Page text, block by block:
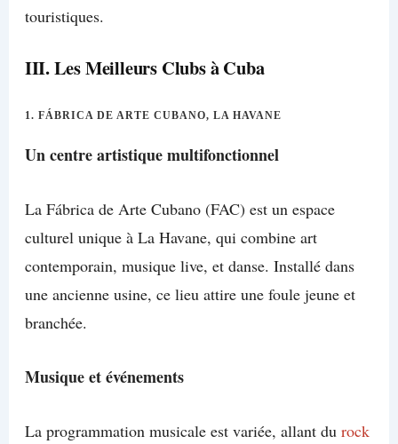
touristiques.
III. Les Meilleurs Clubs à Cuba
1. FÁBRICA DE ARTE CUBANO, LA HAVANE
Un centre artistique multifonctionnel
La Fábrica de Arte Cubano (FAC) est un espace
culturel unique à La Havane, qui combine art
contemporain, musique live, et danse. Installé dans
une ancienne usine, ce lieu attire une foule jeune et
branchée.
Musique et événements
La programmation musicale est variée, allant du rock